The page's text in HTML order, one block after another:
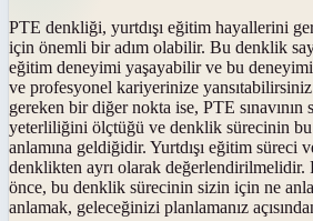
PTE denkliği, yurtdışı eğitim hayallerini
için önemli bir adım olabilir. Bu denklik
eğitim deneyimi yaşayabilir ve bu
ve profesyonel kariyerinize
gereken bir diğer nokta ise, PTE sınavının
yeterliliğini ölçtüğü ve denklik sürecinin bu
anlamına geldiğidir. Yurtdışı eğitim süreci
denklikten ayrı olarak değerlendirilmelidir.
önce, bu denklik sürecinin sizin için ne
anlamak, geleceğinizi planlamanız